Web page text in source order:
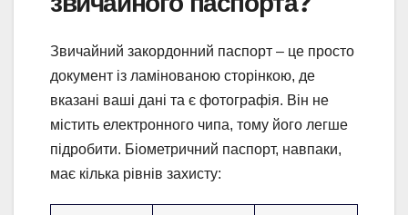
Звичайний закордонний паспорт – це просто
документ із ламінованою сторінкою, де
вказані ваші дані та є фотографія. Він не
містить електронного чипа, тому його легше
підробити. Біометричний паспорт, навпаки,
має кілька рівнів захисту: